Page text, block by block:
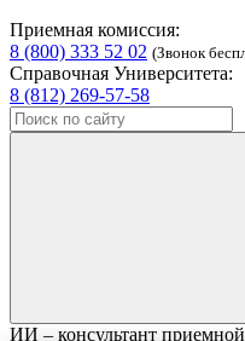
Приемная комиссия:
8 (800) 333 52 02 (Звонок
Справочная Университета:
8 (812) 269-57-58
ИИ – консультант